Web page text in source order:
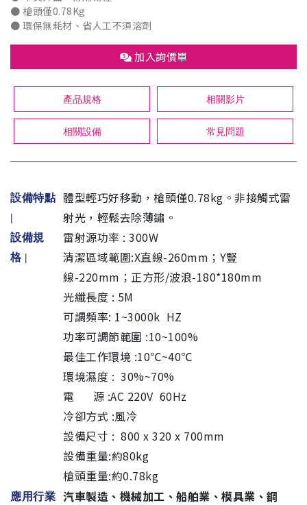
​​● ​​​​​槍頭僅0.78Kg
● 環保無耗材、省人工不須溶劑
加入詢價單
產品規格 相關影片
相關設備 常見問題
設備特點
|
體型輕巧好移動，槍頭僅0.78kg。非接觸式雷
射光，輕鬆去除薄鏽。
設備規
格 |
雷射源功率 : 300W
清潔區域範圍:X直線-260mm；Y豎
線-220mm；正方形/波浪-180*180mm
光纖長度 : 5M
可調頻率: 1~3000k HZ
功率可調節範圍 :10~100%
最佳工作環境 :10℃~40℃
環境濕度 : 30%~70%
電 源 :AC 220V 60Hz
冷卻方式 :風冷
設備尺寸 : 800 x 320 x 700mm
設備重量:約80kg
槍頭重量:約0.78kg
應用行業
汽車製造、機械加工、船舶業、模具業、鋼